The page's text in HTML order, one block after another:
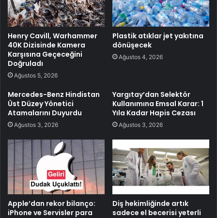
Henry Cavill, Warhammer
40K Dizisinde Kamera
Karşısına Geçeceğini
Doğruladı
Ağustos 5, 2026
Plastik atıklar jet yakıtına
dönüşecek
Ağustos 4, 2026
Mercedes-Benz Hindistan
Üst Düzey Yönetici
Atamalarını Duyurdu
Ağustos 3, 2026
Yargıtay’dan Selektör
Kullanımına Emsal Karar: 1
Yıla Kadar Hapis Cezası
Ağustos 3, 2026
Apple’dan rekor bilanço:
iPhone ve Servisler para
Diş hekimliğinde artık
sadece el becerisi yeterli